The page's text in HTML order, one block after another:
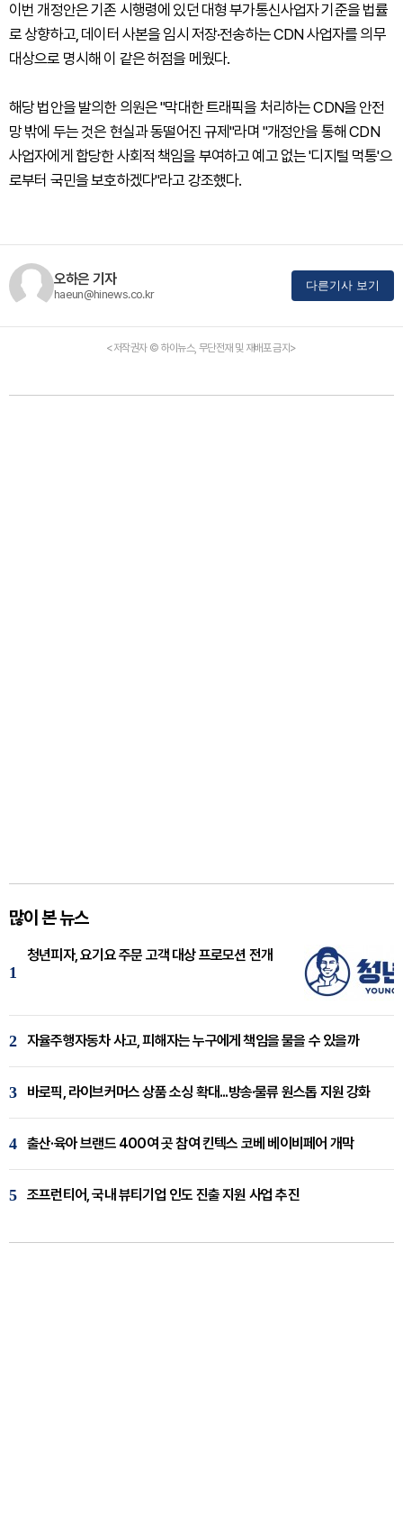
이번 개정안은 기존 시행령에 있던 대형 부가통신사업자 기준을 법률
로 상향하고, 데이터 사본을 임시 저장·전송하는 CDN 사업자를 의무
대상으로 명시해 이 같은 허점을 메웠다.
해당 법안을 발의한 의원은 "막대한 트래픽을 처리하는 CDN을 안전
망 밖에 두는 것은 현실과 동떨어진 규제"라며 "개정안을 통해 CDN
사업자에게 합당한 사회적 책임을 부여하고 예고 없는 '디지털 먹통'으
로부터 국민을 보호하겠다"라고 강조했다.
오하은 기자
haeun@hinews.co.kr
다른기사 보기
<저작권자 © 하이뉴스, 무단전재 및 재배포 금지>
많이 본 뉴스
1
청년피자, 요기요 주문 고객 대상 프로모션 전개
2 자율주행자동차 사고, 피해자는 누구에게 책임을 물을 수 있을까
3 바로픽, 라이브커머스 상품 소싱 확대...방송·물류 원스톱 지원 강화
4 출산·육아 브랜드 400여 곳 참여 킨텍스 코베 베이비페어 개막
5 조프런티어, 국내 뷰티기업 인도 진출 지원 사업 추진